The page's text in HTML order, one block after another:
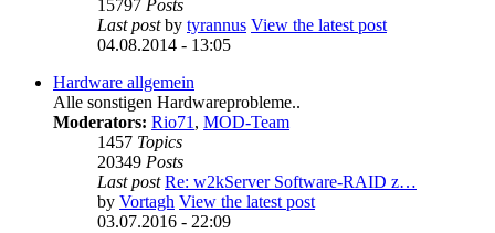
15797 Posts
Last postby tyrannus View the latest post
04.08.2014 - 13:05
Hardware allgemein
Alle sonstigen Hardwareprobleme..
Moderators: Rio71, MOD-Team
1457 Topics
20349 Posts
Last post Re: w2kServer Software-RAID z…
by Vortagh View the latest post
03.07.2016 - 22:09